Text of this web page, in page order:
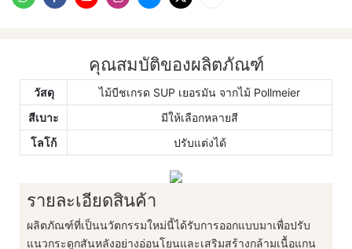
คุณสมบัติของผลิตภัณฑ์
วัสดุ
ไม้บีชเกรด SUP เยอรมัน จากไม้ Pollmeier
สีเบาะ
มีให้เลือกหลายสี
โลโก้
ปรับแต่งได้
รายละเอียดสินค้า
ผลิตภัณฑ์ที่เป็นนวัตกรรมใหม่นี้ได้รับการออกแบบมาเพื่อปรับ
แนวกระดูกสันหลังอย่างอ่อนโยนและเสริมสร้างกล้ามเนื้อแกน